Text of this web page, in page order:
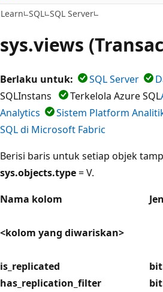
Learn SQL SQL Server
sys.views
Berlaku untuk: SQL Server
SQLInstans
Terkelola Azure SQL
Analytics
Sistem Platform
SQL di Microsoft Fabric
Berisi baris untuk setiap objek
sys.objects.type= V.
Nama kolom
<kolom yang diwariskan>
is_replicated
bit
has_replication_filter
bit